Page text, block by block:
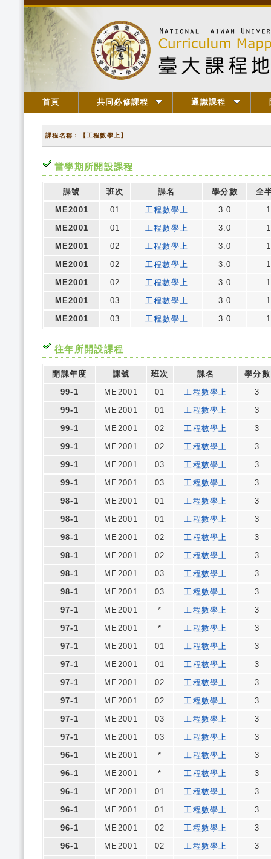
首頁 共同必修課程 通識課程
課程名稱：【工程數學上】
當學期所開設課程
課號 班次 課名 學分數
全
ME2001
01 工程數學上 3.0
1
ME2001
01 工程數學上 3.0
1
ME2001
02 工程數學上 3.0
1
ME2001
02 工程數學上 3.0
1
ME2001
02 工程數學上 3.0
1
ME2001
03 工程數學上 3.0
1
ME2001
03 工程數學上 3.0 1
往年所開設課程
開課年度 課號 班次 課名
學分數
99-1
ME2001 01 工程數學上
3
99-1
ME2001 01 工程數學上
3
99-1
ME2001 02 工程數學上
3
99-1
ME2001 02 工程數學上
3
99-1
ME2001 03 工程數學上
3
99-1
ME2001 03 工程數學上
3
98-1
ME2001 01 工程數學上
3
98-1
ME2001 01 工程數學上
3
98-1
ME2001 02 工程數學上
3
98-1
ME2001 02 工程數學上
3
98-1
ME2001 03 工程數學上
3
98-1
ME2001 03 工程數學上
3
97-1
ME2001 * 工程數學上
3
97-1
ME2001 * 工程數學上
3
97-1
ME2001 01 工程數學上
3
97-1
ME2001 01 工程數學上
3
97-1
ME2001 02 工程數學上
3
97-1
ME2001 02 工程數學上
3
97-1
ME2001 03 工程數學上
3
97-1
ME2001 03 工程數學上
3
96-1
ME2001 * 工程數學上
3
96-1
ME2001 * 工程數學上
3
96-1
ME2001 01 工程數學上
3
96-1
ME2001 01 工程數學上
3
96-1
ME2001 02 工程數學上
3
96-1
ME2001 02 工程數學上
3